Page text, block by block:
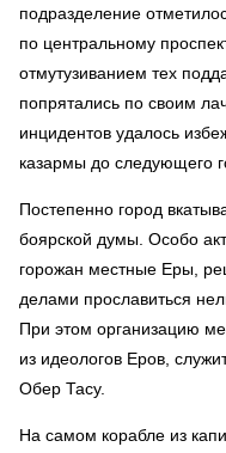
подразделение
по центральному
отмутузиванием тех
попрятались по своим
инцидентов удалось
казармы до следующего
Постепенно город
боярской думы. Особо
горожан местные Еры,
делами прославиться
При этом организацию
из идеологов Еров,
Обер Тасу.
На самом корабле из